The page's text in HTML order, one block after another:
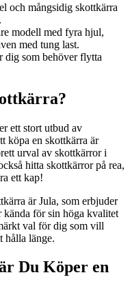
och mångsidig skottkärra
modell med fyra hjul,
med tung last.
dig som behöver flytta
ett stort utbud av
köpa en skottkärra är
urval av skottkärror i
hitta skottkärror på rea,
ett kap!
är Jula, som erbjuder
för sin höga kvalitet
val för dig som vill
hålla länge.
Du Köper en